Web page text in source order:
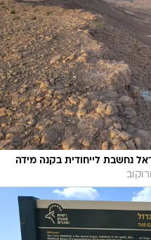
נחשבת לייחודית בקנה מידה